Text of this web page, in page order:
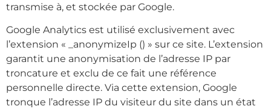
transmise à, et stockée par Google.
Google Analytics est utilisé exclusivement avec
l’extension « _anonymizeIp () » sur ce site. L’extension
garantit une anonymisation de l’adresse IP par
troncature et exclu de ce fait une référence
personnelle directe. Via cette extension, Google
tronque l’adresse IP du visiteur du site dans un état